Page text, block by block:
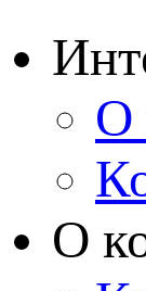
О
О